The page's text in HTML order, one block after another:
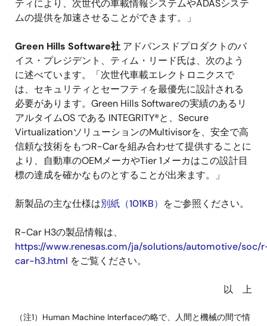
ティにより、次世代の車載情報システムやADASシステ
ムの提供を加速させることができます。」
Green Hills Software社 アドバンスドプロダクトのバ
イス・プレジデント、ティム・リード氏は、次のよう
に述べています。「次世代車載エレクトロニクスで
は、セキュリティとセーフティを最優先に設計される
必要があります。Green Hills Softwareの実績のあるリ
アルタイムOS である INTEGRITY®と、Secure
VirtualizationソリューションのMultivisorを、安全で高
信頼な技術をもつR-Carを組み合わせて提供することに
より、自動車のOEMメーカやTier 1メーカはこの設計目
標の達成を確かなものとすることが出来ます。」
新製品の主な仕様は別紙（101KB） をご参照ください。
R-Car H3の製品情報は、
https://www.renesas.com/ja/solutions/automotive/soc/
car-h3.html をご覧ください。
以 上
（注1）Human Machine Interfaceの略で、人間と機械の間で情